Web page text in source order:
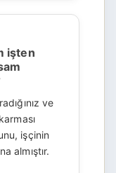
işten
ve
işçinin
almıştır.